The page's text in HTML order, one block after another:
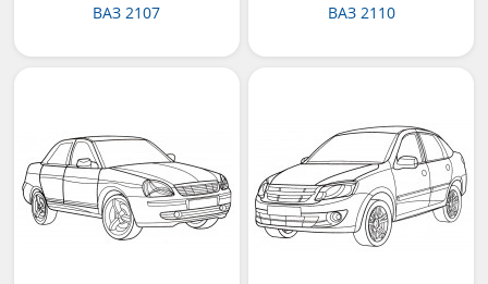
ВАЗ 2107 ВАЗ 2110